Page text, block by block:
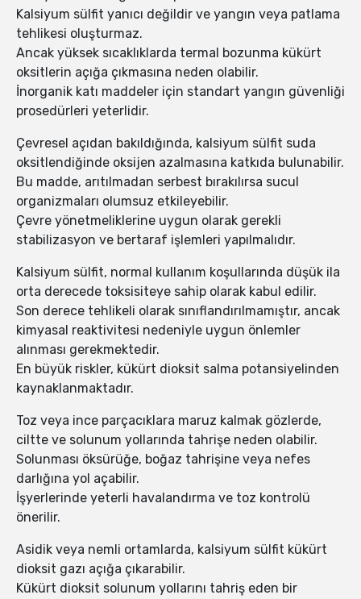
Kalsiyum sülfit yanıcı değildir ve yangın veya patlama
tehlikesi oluşturmaz.
Ancak yüksek sıcaklıklarda termal bozunma kükürt
oksitlerin açığa çıkmasına neden olabilir.
İnorganik katı maddeler için standart yangın güvenliği
prosedürleri yeterlidir.
Çevresel açıdan bakıldığında, kalsiyum sülfit suda
oksitlendiğinde oksijen azalmasına katkıda bulunabilir.
Bu madde, arıtılmadan serbest bırakılırsa sucul
organizmaları olumsuz etkileyebilir.
Çevre yönetmeliklerine uygun olarak gerekli
stabilizasyon ve bertaraf işlemleri yapılmalıdır.
Kalsiyum sülfit, normal kullanım koşullarında düşük ila
orta derecede toksisiteye sahip olarak kabul edilir.
Son derece tehlikeli olarak sınıflandırılmamıştır, ancak
kimyasal reaktivitesi nedeniyle uygun önlemler
alınması gerekmektedir.
En büyük riskler, kükürt dioksit salma potansiyelinden
kaynaklanmaktadır.
Toz veya ince parçacıklara maruz kalmak gözlerde,
ciltte ve solunum yollarında tahrişe neden olabilir.
Solunması öksürüğe, boğaz tahrişine veya nefes
darlığına yol açabilir.
İşyerlerinde yeterli havalandırma ve toz kontrolü
önerilir.
Asidik veya nemli ortamlarda, kalsiyum sülfit kükürt
dioksit gazı açığa çıkarabilir.
Kükürt dioksit solunum yollarını tahriş eden bir